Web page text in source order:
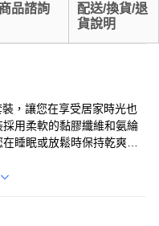
商品諮詢
配送/換貨/退
貨說明
，讓您在享受居家時光也
用柔軟的黏膠纖維和氨綸
睡眠或放鬆時保持乾爽舒
各種居家活動。簡約的設